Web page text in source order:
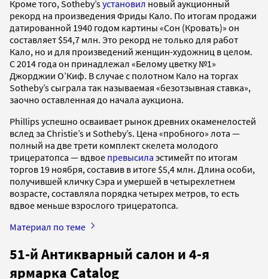
Кроме того, Sotheby’sустановил новый аукционный
рекорд на произведения Фриды Кало. По итогам продажи
датированной 1940 годом картины «Сон (Кровать)» он
составляет $54,7 млн. Это рекорд не только для работ
Кало, но и для произведений женщин-художниц в целом.
С 2014 года он принадлежал «Белому цветку №1»
Джорджии О’Киф. В случае с полотном Кало на торгах
Sotheby’s сыграла так называемая «безотзывная ставка»,
заочно оставленная до начала аукциона.
Phillips успешно осваивает рынок древних окаменелостей
вслед за Christie’s и Sotheby’s. Цена «пробного» лота —
полный на две трети комплект скелета молодого
трицератопса — вдвое превысила эстимейт по итогам
торгов 19 ноября, составив в итоге $5,4 млн. Длина особи,
получившей кличку Сэра и умершей в четырехлетнем
возрасте, составляла порядка четырех метров, то есть
вдвое меньше взрослого трицератопса.
Материал по теме
51-й Антикварный салон и 4-я
ярмарка Сatalog